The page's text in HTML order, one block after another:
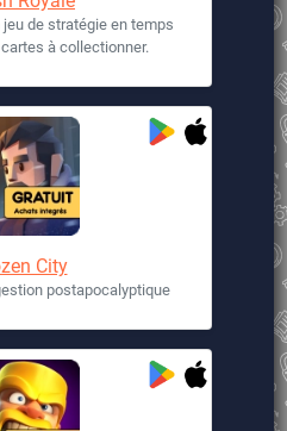
de stratégie en temps
à collectionner.
City
postapocalyptique